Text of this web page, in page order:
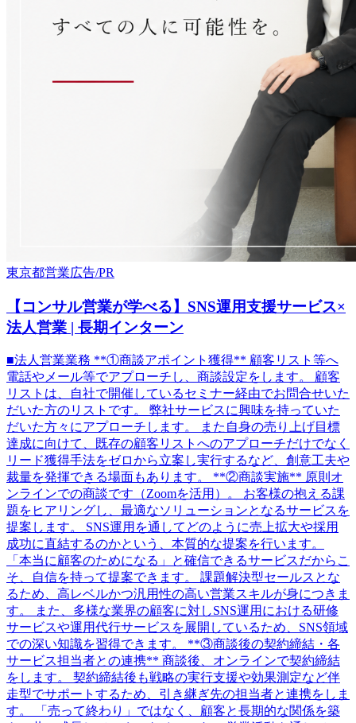
東京都営業広告/PR
【コンサル営業が学べる】SNS運用支援サービス×
法人営業 | 長期インターン
■法人営業業務 **①商談アポイント獲得** 顧客リスト等へ
電話やメール等でアプローチし、商談設定をします。 顧客
リストは、自社で開催しているセミナー経由でお問合せいた
だいた方のリストです。 弊社サービスに興味を持っていた
だいた方々にアプローチします。 また自身の売り上げ目標
達成に向けて、既存の顧客リストへのアプローチだけでなく
リード獲得手法をゼロから立案し実行するなど、創意工夫や
裁量を発揮できる場面もあります。 **②商談実施** 原則オ
ンラインでの商談です（Zoomを活用）。 お客様の抱える課
題をヒアリングし、最適なソリューションとなるサービスを
提案します。 SNS運用を通してどのように売上拡大や採用
成功に直結するのかという、本質的な提案を行います。
「本当に顧客のためになる」と確信できるサービスだからこ
そ、自信を持って提案できます。 課題解決型セールスとな
るため、高レベルかつ汎用性の高い営業スキルが身につきま
す。 また、多様な業界の顧客に対しSNS運用における研修
サービスや運用代行サービスを展開しているため、SNS領域
での深い知識を習得できます。 **③商談後の契約締結・各
サービス担当者との連携** 商談後、オンラインで契約締結
をします。 契約締結後も戦略の実行支援や効果測定など伴
走型でサポートするため、引き継ぎ先の担当者と連携をしま
す。 「売って終わり」ではなく、顧客と長期的な関係を築